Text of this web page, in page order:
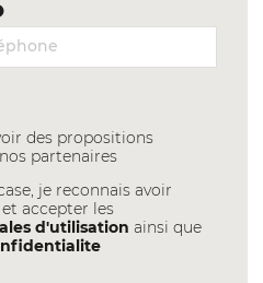
des propositions
partenaires
je reconnais avoir
accepter les
d'utilisation ainsi que